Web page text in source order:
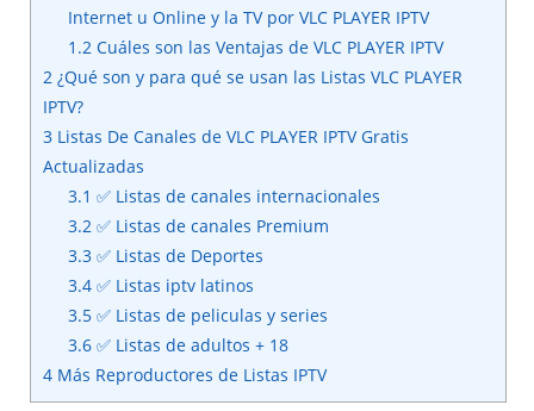
Internet u Online y la TV por VLC PLAYER IPTV
1.2 Cuáles son las Ventajas de VLC PLAYER IPTV
2 ¿Qué son y para qué se usan las Listas VLC PLAYER
IPTV?
3 Listas De Canales de VLC PLAYER IPTV Gratis
Actualizadas
3.1 ✅ Listas de canales internacionales
3.2 ✅ Listas de canales Premium
3.3 ✅ Listas de Deportes
3.4 ✅ Listas iptv latinos
3.5 ✅ Listas de peliculas y series
3.6 ✅ Listas de adultos + 18
4 Más Reproductores de Listas IPTV